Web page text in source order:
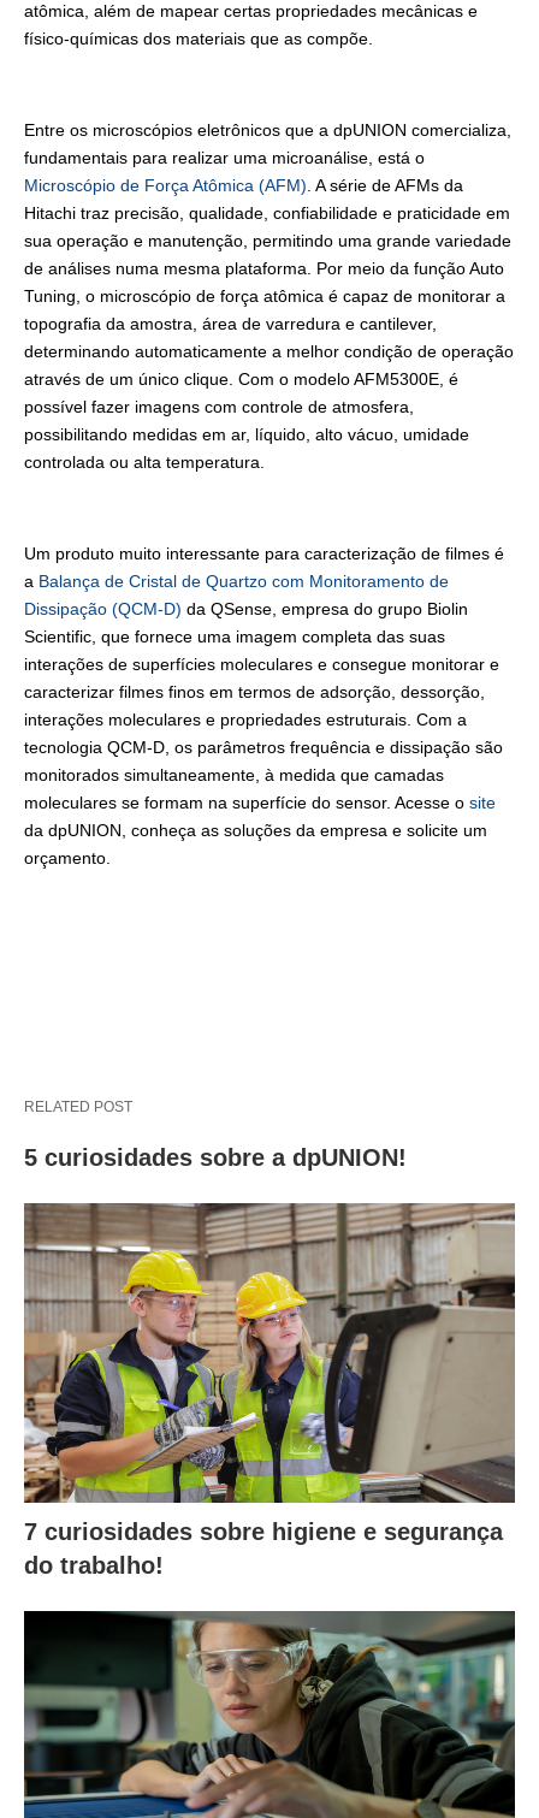
atômica, além de mapear certas propriedades mecânicas e
físico-químicas dos materiais que as compõe.
Entre os microscópios eletrônicos que a dpUNION comercializa,
fundamentais para realizar uma microanálise, está o
Microscópio de Força Atômica (AFM). A série de AFMs da
Hitachi traz precisão, qualidade, confiabilidade e praticidade em
sua operação e manutenção, permitindo uma grande variedade
de análises numa mesma plataforma. Por meio da função Auto
Tuning, o microscópio de força atômica é capaz de monitorar a
topografia da amostra, área de varredura e cantilever,
determinando automaticamente a melhor condição de operação
através de um único clique. Com o modelo AFM5300E, é
possível fazer imagens com controle de atmosfera,
possibilitando medidas em ar, líquido, alto vácuo, umidade
controlada ou alta temperatura.
Um produto muito interessante para caracterização de filmes é
a Balança de Cristal de Quartzo com Monitoramento de
Dissipação (QCM-D) da QSense, empresa do grupo Biolin
Scientific, que fornece uma imagem completa das suas
interações de superfícies moleculares e consegue monitorar e
caracterizar filmes finos em termos de adsorção, dessorção,
interações moleculares e propriedades estruturais. Com a
tecnologia QCM-D, os parâmetros frequência e dissipação são
monitorados simultaneamente, à medida que camadas
moleculares se formam na superfície do sensor. Acesse o site
da dpUNION, conheça as soluções da empresa e solicite um
orçamento.
RELATED POST
5 curiosidades sobre a dpUNION!
7 curiosidades sobre higiene e segurança
do trabalho!